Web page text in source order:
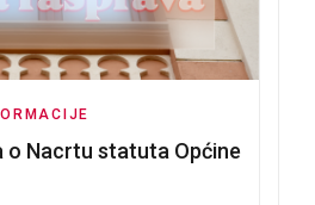
o Nacrtu statuta Općine